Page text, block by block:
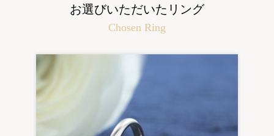
お選びいただいたリング
Chosen Ring